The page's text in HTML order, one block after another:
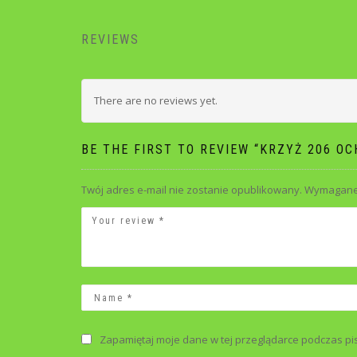
REVIEWS
There are no reviews yet.
BE THE FIRST TO REVIEW “KRZYŻ 206
Twój adres e-mail nie zostanie opublikowany.
Zapamiętaj moje dane w tej przeglądarce podczas